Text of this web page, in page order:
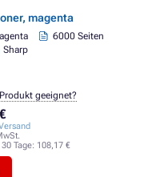
magenta
6000 Seiten
Sharp
Tage: 108,17 €
geeignet?